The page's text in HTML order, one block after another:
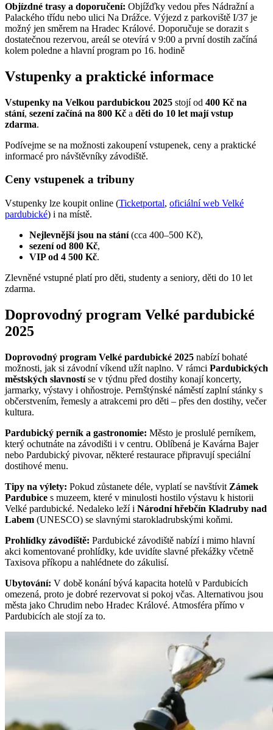
Objízdné trasy a doporučení: Objížďky vedou přes Nádražní a
Palackého třídu nebo ulici Na Drážce. Výjezd z parkoviště I/37 je
možný jen směrem na Hradec Králové. Doporučuje se dorazit s
dostatečnou rezervou, areál se otevírá v 9:00 a první dostih začíná
kolem poledne a hlavní program po 16. hodině
Vstupenky a praktické informace
Vstupenky na Velkou pardubickou 2025 stojí od 400 Kč na
stání, sezení začíná na 800 Kč a děti do 10 let mají vstup
zdarma.
Podívejme se na možnosti zakoupení vstupenek, ceny a praktické
informacé pro návštěvníky závodiště.
Ceny vstupenek a tribuny
Vstupenky lze koupit online (Ticketportal, oficiální web Velké
pardubické) i na místě.
Nejlevnější jsou na stání(cca 400–500 Kč),
sezení od 800 Kč,
VIP od 4 500 Kč.
Zlevněné vstupné platí pro děti, studenty a seniory, děti do 10 let
zdarma.
Doprovodný program Velké pardubické
2025
Doprovodný program Velké pardubické 2025 nabízí bohaté
možnosti, jak si závodní víkend užít naplno. V rámci Pardubických
městských slavnostíse v týdnu před dostihy konají koncerty,
jarmarky, výstavy i ohňostroje. Pernštýnské náměstí zaplní stánky s
občerstvením, řemesly a atrakcemi pro děti – přes den dostihy, večer
kultura.
Pardubický perník a gastronomie: Město je proslulé perníkem,
který ochutnáte na závodišti i v centru. Oblíbená je Kavárna Bajer
nebo Pardubický pivovar, některé restaurace připravují speciální
dostihové menu.
Tipy na výlety: Pokud zůstanete déle, vyplatí se navštívit Zámek
Pardubice s muzeem, které v minulosti hostilo výstavu k historii
Velké pardubické. Nedaleko leží i Národní hřebčín Kladruby nad
Labem (UNESCO) se slavnými starokladrubskými koňmi.
Prohlídky závodiště: Pardubické závodiště nabízí i mimo hlavní
akci komentované prohlídky, kde uvidíte slavné překážky včetně
Taxisova příkopu a nahlédnete do zákulisí.
Ubytování: V době konání bývá kapacita hotelů v Pardubicích
omezená, proto je dobré rezervovat si pokoj včas. Alternativou jsou
města jako Chrudim nebo Hradec Králové. Atmosféra přímo v
Pardubicích ale stojí za to.